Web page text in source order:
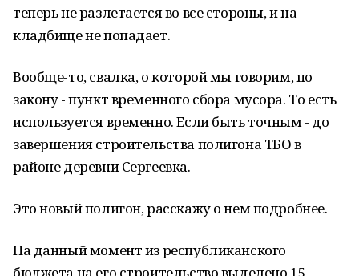
теперь не разлетается во все стороны, и на
кладбище не попадает.
Вообще-то, свалка, о которой мы говорим, по
закону - пункт временного сбора мусора. То есть
используется временно. Если быть точным - до
завершения строительства полигона ТБО в
районе деревни Сергеевка.
Это новый полигон, расскажу о нем подробнее.
На данный момент из республиканского